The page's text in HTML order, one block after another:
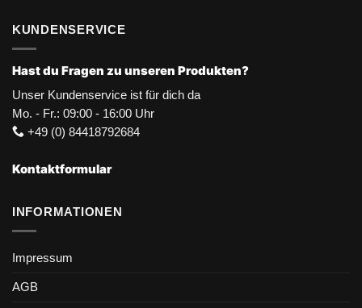
KUNDENSERVICE
Hast du Fragen zu unseren Produkten?
Unser Kundenservice ist für dich da
Mo. - Fr.: 09:00 - 16:00 Uhr
+49 (0) 84418792684
Kontaktformular
INFORMATIONEN
Impressum
AGB